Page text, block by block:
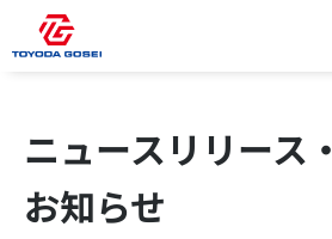
ニュースリリース・
お知らせ